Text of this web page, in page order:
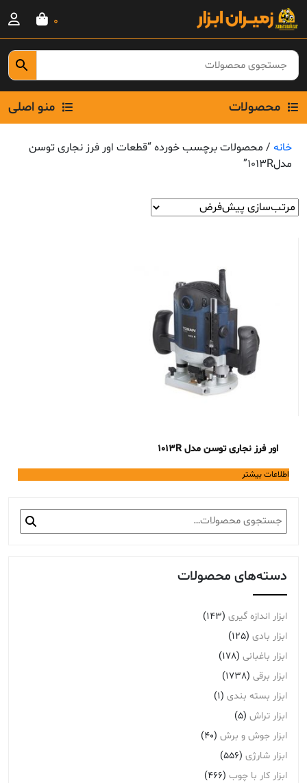
Skip
content
0
محصولات منو اصلی
خانه / محصولات برچسب خورده “قطعات اور فرز نجاری توسن
مدل1013R”
اور فرز نجاری توسن مدل 1013R
اطلاعات بیشتر
جستجو
برای:
دسته‌های محصولات
ابزار اندازه گیری (143)
ابزار بادی (125)
ابزار باغبانی (178)
ابزار برقی (1738)
ابزار بسته بندی (1)
ابزار تراش (5)
ابزار جوش و برش (40)
ابزار شارژی (556)
ابزار کار با چوب (466)